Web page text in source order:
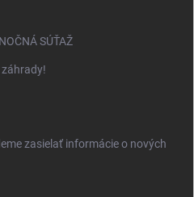
SÚŤAŽ
zasielať informácie o nových